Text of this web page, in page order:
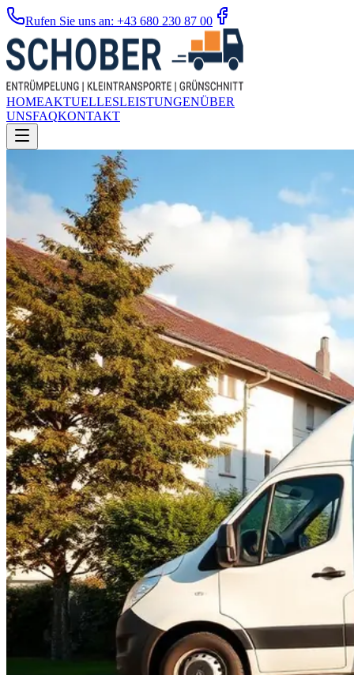
Rufen Sie uns an: +43 680 230 87 00
HOMEAKTUELLESLEISTUNGENÜBER
UNSFAQKONTAKT